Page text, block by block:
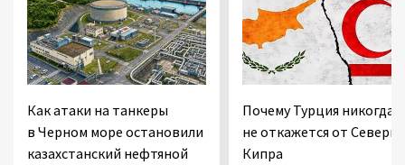
Как атаки на танкеры
в Черном море остановили
казахстанский нефтяной
Почему Турция никогда
не откажется от
Кипра